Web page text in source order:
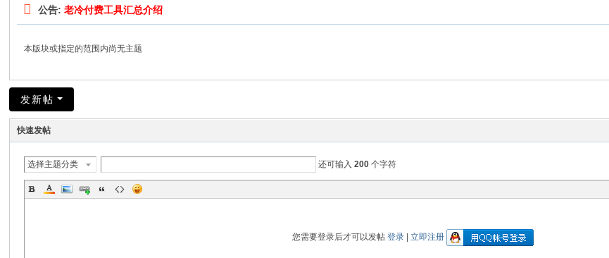
公告:老冷付费工具汇总介绍
本版块或指定的范围内尚无主题
发新帖
快速发帖
选择主题分类 还可输入200 个字符
您需要登录后才可以发帖登录 |立即注册